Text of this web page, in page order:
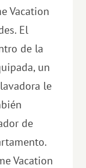
Vacation
El
de la
un
le
de
Vacation